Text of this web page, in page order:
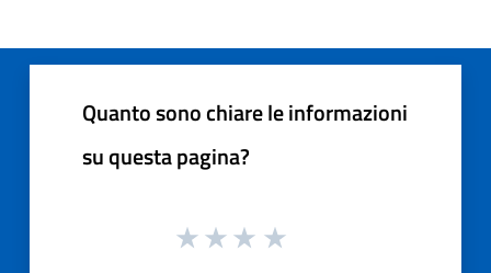
Quanto sono chiare le informazioni
su questa pagina?